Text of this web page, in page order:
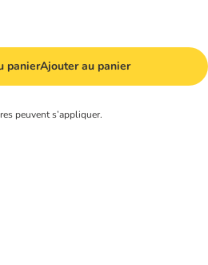
panierAjouter au panier
peuvent s’appliquer.